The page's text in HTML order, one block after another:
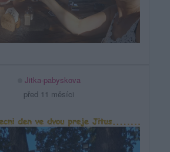
Jitka-pabyskova
před 11 měsíci